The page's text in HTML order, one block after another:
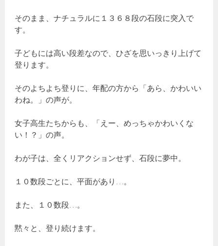
そのまま、ナチュラルに１３６８段の石段に突入で
す。
子どもには高い段差なので、ひざを思いっきり上げて
登ります。
そのよちよち登りに、年配の方から「あら、かわいい
わね。」の声が。
女子高生たちからも、「えー、めっちゃかわいくな
い！？」の声。
わが子は、全くリアクションせず、石段に夢中。
１０数段ごとに、平面があり…。
また、１０数段…。
黙々と、登り続けます。